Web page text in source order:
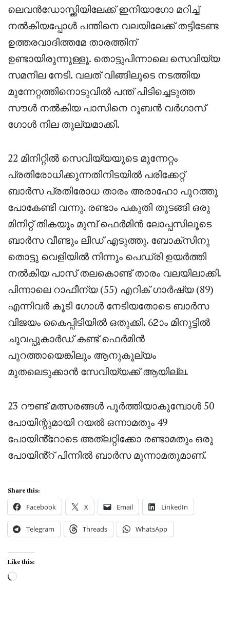
ലെവൻഡോസ്ക്കിയിലേക്ക് ഇനിയാഗോ മറിച്ച്
നൽകിയപ്പോൾ പന്തിനെ വലയിലേക്ക് തട്ടിടേണ്ട
ഉത്തരവാദിത്തമേ താരത്തിന്
ഉണ്ടായിരുന്നുള്ളൂ. തൊട്ടുപിന്നാലെ സെവിയ്യ
സമനില നേടി. വലത് വിങ്ങിലൂടെ നടത്തിയ
മുന്നേറ്റത്തിനൊടുവിൽ പന്ത് പിടിച്ചെടുത്ത
സൗൾ നൽകിയ പാസിനെ റൂബൻ വർഗാസ്
ഗോൾ നില തുല്യമാക്കി.
22 മിനിറ്റിൽ സെവിയ്യയുടെ മുന്നേറ്റം
പ്രതിരോധിക്കുന്നതിനിടയിൽ പരിക്കേറ്റ്
ബാർസ പ്രതിരോധ താരം അരാഹോ പുറത്തു
പോകേണ്ടി വന്നു. രണ്ടാം പകുതി തുടങ്ങി ഒരു
മിനിറ്റ് തികയും മുമ്പ് ഫെർമിൻ ലോപ്പസിലൂടെ
ബാർസ വീണ്ടും ലീഡ് എടുത്തു. ബോക്സിനു
തൊട്ടു വെളിയിൽ നിന്നും പെഡ്രി ഉയർത്തി
നൽകിയ പാസ് തലകൊണ്ട് താരം വലയിലാക്കി.
പിന്നാലെ റാഫീന്യ (55) എറിക് ഗാർഷ്യ (89)
എന്നിവർ കൂടി ഗോൾ നേടിയതോടെ ബാർസ
വിജയം കൈപ്പിടിയിൽ ഒതുക്കി. 62ാം മിനുട്ടിൽ
ചുവപ്പുകാർഡ് കണ്ട് ഫെർമിൻ
പുറത്തായെങ്കിലും ആനുകൂല്യം
മുതലെടുക്കാൻ സേവിയ്യക്ക് ആയില്ല.
23 റൗണ്ട് മത്സരങ്ങൾ പൂർത്തിയാകുമ്പോൾ 50
പോയിന്റുമായി റയൽ ഒന്നാമതും 49
പോയിൻ്റോടെ അത്‌ലറ്റിക്കോ രണ്ടാമതും ഒരു
പോയിൻ്റ് പിന്നിൽ ബാർസ മൂന്നാമതുമാണ്.
Share this:
Facebook X Email LinkedIn
Telegram Threads WhatsApp
Like this:
Loading…